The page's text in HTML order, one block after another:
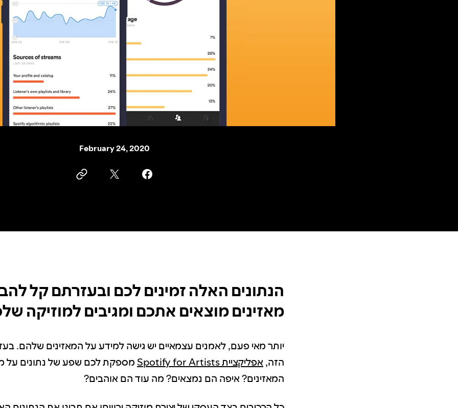
February 24, 2020
הנתונים האלה זמינים לכם ובעזרתם קל
מאזינים מוצאים אתכם ומגיבים למוזיקה
יותר מאי פעם, לאמנים עצמאיים יש גישה למידע על המאזינים שלהם.
הזה,אפליקציית Spotify for Artists
מספקת לכם שפע של נתונים על
המאזינים? איפה הם נמצאים? מה עוד הם אוהבים?